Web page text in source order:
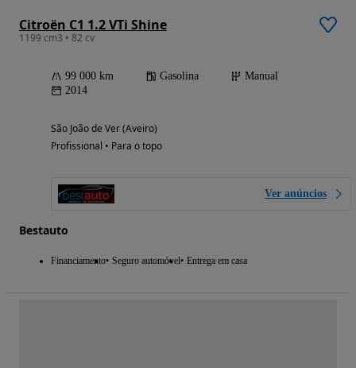
Citroën C1 1.2 VTi Shine
1199 cm3 • 82 cv
99 000 km Gasolina
Manual
2014
São João de Ver (Aveiro)
Profissional • Para o topo
Ver anúncios
Bestauto
Financiamento Seguro automóvel Entrega em casa